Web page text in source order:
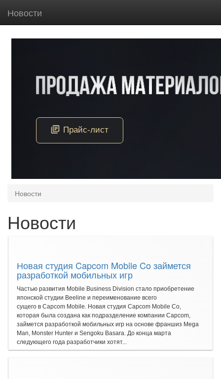
Новости
Новости
Новости
Новая студия Capcom Mobile Co займется
разработкой мобильных игр
Частью развития Mobile Business Division стало приобретение
японской студии Beeline и переименование всего
сущего в Capcom Mobile. Новая студия Capcom Mobile Co,
которая была создана как подразделение компании Capcom,
займется разработкой мобильных игр на основе франшиз Mega
Man, Monster Hunter и Sengoku Basara. До конца марта
следующего года разработчики хотят...